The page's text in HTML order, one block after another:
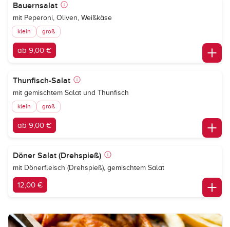
Bauernsalat
mit Peperoni, Oliven, Weißkäse
klein groß
ab 9,00 €
Thunfisch-Salat
mit gemischtem Salat und Thunfisch
klein groß
ab 9,00 €
Döner Salat (Drehspieß)
mit Dönerfleisch (Drehspieß), gemischtem Salat
12,00 €